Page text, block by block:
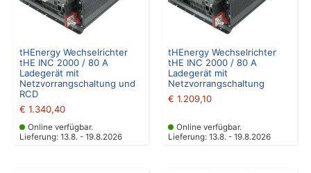
tHEnergy Wechselrichter
tHE INC 2000 / 80 A
Ladegerät mit
Netzvorrangschaltung und
RCD
€ 1.340,40
Online verfügbar.
Lieferung: 13.8. - 19.8.2026
tHEnergy Wechselrichter
tHE INC 2000 / 80 A
Ladegerät mit
Netzvorrangschaltung
€ 1.209,10
Online verfügbar.
Lieferung: 13.8. - 19.8.2026